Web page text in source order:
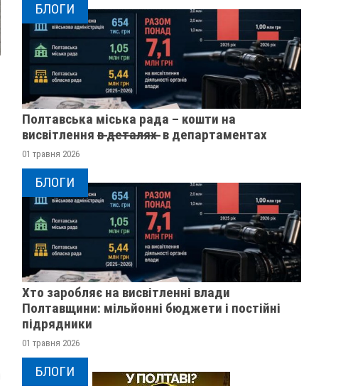
БЛОГИ
Полтавська міська рада – кошти на
висвітлення в̶ ̶д̶е̶т̶а̶л̶я̶х̶ ̶ в департаментах
01 травня 2026
БЛОГИ
Хто заробляє на висвітленні влади
Полтавщини: мільйонні бюджети і постійні
підрядники
01 травня 2026
БЛОГИ